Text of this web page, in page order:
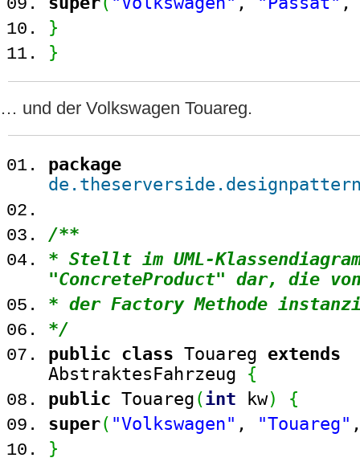
}
}
… und der Volkswagen Touareg.
package
/**
* Stellt im UML-
"ConcreteProduct" dar, die
* der Factory Methode
*/
public class Touareg extends
AbstraktesFahrzeug {
public Touareg(int kw)
{
super( "Volkswagen" , "Touareg"
}